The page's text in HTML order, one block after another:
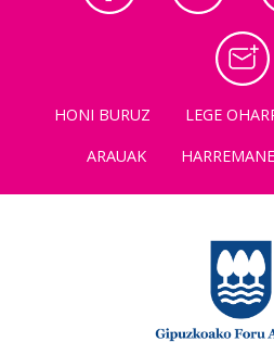
HONI BURUZ LEGE
ARAUAK